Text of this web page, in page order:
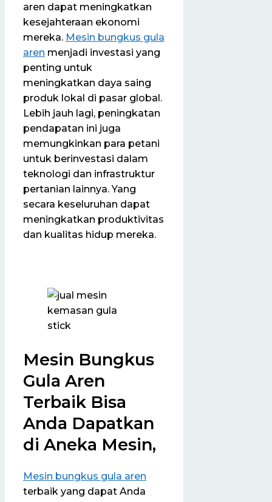
aren dapat meningkatkan
kesejahteraan ekonomi
mereka. Mesin bungkus gula
aren menjadi investasi yang
penting untuk
meningkatkan daya saing
produk lokal di pasar global.
Lebih jauh lagi, peningkatan
pendapatan ini juga
memungkinkan para petani
untuk berinvestasi dalam
teknologi dan infrastruktur
pertanian lainnya. Yang
secara keseluruhan dapat
meningkatkan produktivitas
dan kualitas hidup mereka.
Mesin Bungkus
Gula Aren
Terbaik Bisa
Anda Dapatkan
di Aneka Mesin,
Mesin bungkus gula aren
terbaik yang dapat Anda